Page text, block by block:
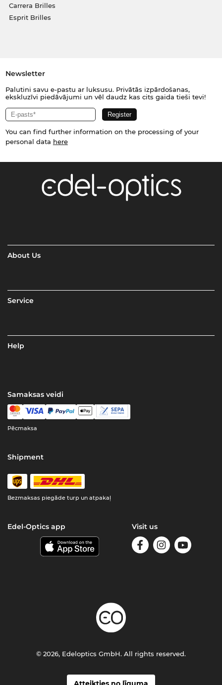
Carrera Brilles
Esprit Brilles
Newsletter
Palutini savu e-pastu ar luksusu. Privātās izpārdošanas,
ekskluzīvi piedāvājumi un vēl daudz kas cits gaida tieši tevi!
You can find further information on the processing of your
personal data here
About Us
Service
Help
Samaksas veidi
Pēcmaksa
Shipment
Bezmaksas piegāde turp un atpakaļ
Edel-Optics app Visit us
© 2026, Edeloptics GmbH. All rights reserved.